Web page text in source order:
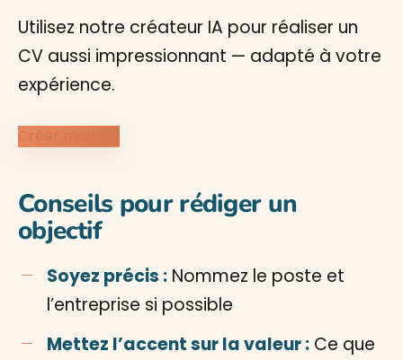
Utilisez notre créateur IA pour réaliser un
CV aussi impressionnant — adapté à votre
expérience.
Créer mon CV
Conseils pour rédiger un
objectif
Soyez précis : Nommez le poste et
l’entreprise si possible
Mettez l’accent sur la valeur : Ce que